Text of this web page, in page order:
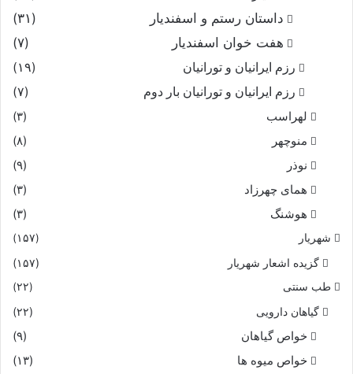
داستان رستم و اسفندیار
(۳۱)
هفت خوان اسفندیار
(۷)
رزم ایرانیان و تورانیان
(۱۹)
رزم ایرانیان و تورانیان بار دوم
(۷)
لهراسب
(۳)
منوچهر
(۸)
نوذر
(۹)
هماى چهرزاد
(۳)
هوشنگ
(۳)
شهریار (۱۵۷)
گزیده اشعار شهریار (۱۵۷)
طب سنتی (۲۲)
گیاهان دارویی (۲۲)
خواص گیاهان
(۹)
خواص میوه ها
(۱۳)